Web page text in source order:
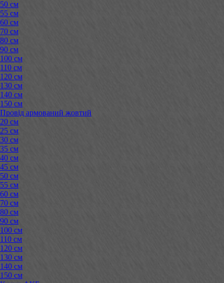
50 см
55 см
60 см
70 см
80 см
90 см
100 см
110 см
120 см
130 см
140 см
150 см
Провід армований жовтий
20 см
25 см
30 см
35 см
40 см
45 см
50 см
55 см
60 см
70 см
80 см
90 см
100 см
110 см
120 см
130 см
140 см
150 см